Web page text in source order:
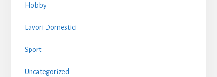
Hobby
Lavori Domestici
Sport
Uncategorized